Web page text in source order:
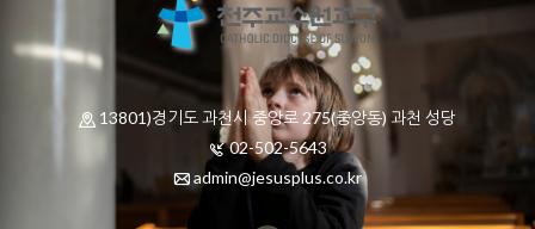
13801)경기도 과천시 중앙로 275(중앙동) 과천 성당
02-502-5643
admin@jesusplus.co.kr